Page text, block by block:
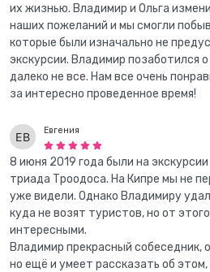
их жизнью. Владимир и Ольга
наших пожеланий и мы смогли
которые были изначально не
экскурсии. Владимир позаботился
далеко не все. Нам все очень
за интересно проведенное время!
Евгения
8 июня 2019 года были на
триада Троодоса. На Кипре мы не
уже видели. Однако Владимиру
куда не возят туристов, но от
интересными.
Владимир прекрасный собеседник,
но ещё и умеет рассказать об